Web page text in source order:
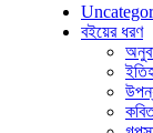
বইয়ের ধরণ